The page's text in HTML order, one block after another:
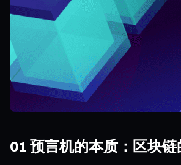
01 预言机的本质：区块